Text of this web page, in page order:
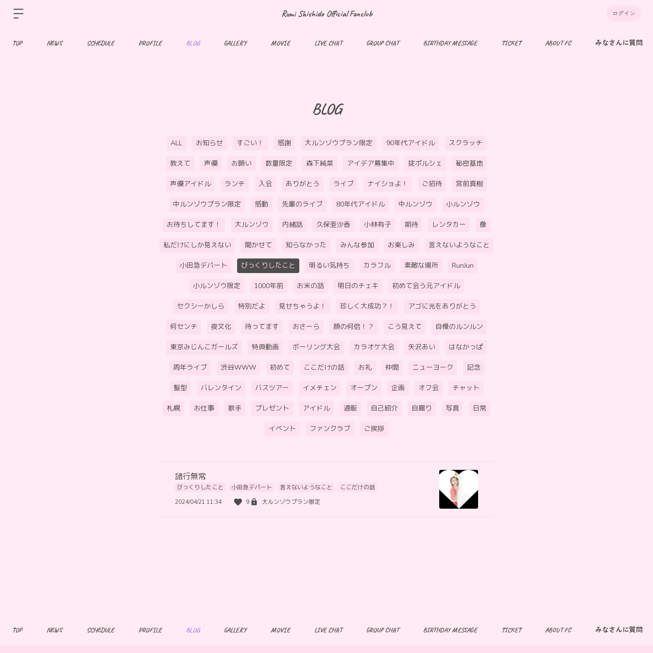
Rumi Shishido Official Fanclub ログイン
TOP NEWS SCHEDULE PROFILE BLOG GALLERY MOVIE LIVE CHAT GROUP CHAT BIRTHDAY MESSAGE TICKET ABOUT FC みなさんに質問
BLOG
ALL お知らせ すごい！ 感謝 大ルンゾウプラン限定 90年代アイドル スクラッチ
教えて 声優 お願い 数量限定 森下純菜 アイデア募集中 掟ポルシェ 秘密基地
声優アイドル ランチ 入会 ありがとう ライブ ナイショよ！ ご招待 宮前真樹
中ルンゾウプラン限定 感動 先輩のライブ 80年代アイドル 中ルンゾウ 小ルンゾウ
お待ちしてます！ 大ルンゾウ 内緒話 久保亜沙香 小林有子 期待 レンタカー 像
私だけにしか見えない 聞かせて 知らなかった みんな参加 お楽しみ 言えないようなこと
小田急デパート びっくりしたこと 明るい気持ち カラフル 素敵な場所 RunJun
小ルンゾウ限定 1000年前 お米の話 明日のチェキ 初めて会う元アイドル
セクシーかしら 特別だよ 見せちゃうよ！ 珍しく大成功？！ アゴに光をありがとう
何センチ 夜文化 待ってます おさーら 顔の何倍！？ こう見えて 自慢のルンルン
東京みじんこガールズ 特典動画 ボーリング大会 カラオケ大会 矢沢あい はなかっぱ
周年ライブ 渋谷WWW 初めて ここだけの話 お礼 仲間 ニューヨーク 記念
髪型 バレンタイン バスツアー イメチェン オープン 企画 オフ会 チャット
札幌 お仕事 歌手 プレゼント アイドル 通販 自己紹介 自撮り 写真 日常
イベント ファンクラブ ご挨拶
諸行無常
びっくりしたこと 小田急デパート 言えないようなこと
ここだけの話
2024/04/21 11:34
9 大ルンゾウプラン限定
TOP NEWS SCHEDULE PROFILE BLOG GALLERY MOVIE LIVE CHAT GROUP CHAT BIRTHDAY MESSAGE TICKET ABOUT FC みなさんに質問